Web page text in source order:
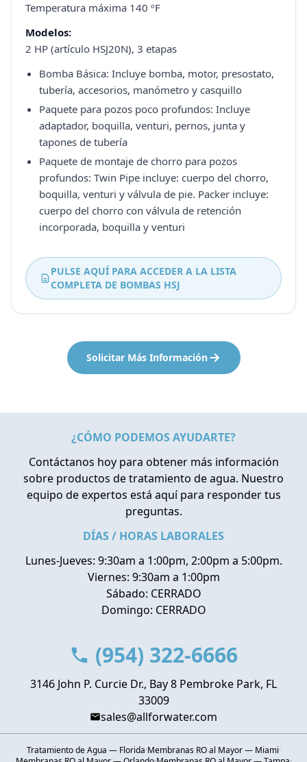
Temperatura máxima 140 ºF
Modelos:
2 HP (artículo HSJ20N), 3 etapas
Bomba Básica: Incluye bomba, motor, presostato,
tubería, accesorios, manómetro y casquillo
Paquete para pozos poco profundos: Incluye
adaptador, boquilla, venturi, pernos, junta y
tapones de tubería
Paquete de montaje de chorro para pozos
profundos: Twin Pipe incluye: cuerpo del chorro,
boquilla, venturi y válvula de pie. Packer incluye:
cuerpo del chorro con válvula de retención
incorporada, boquilla y venturi
PULSE AQUÍ PARA ACCEDER A LA LISTA
COMPLETA DE BOMBAS HSJ
Solicitar Más Información
¿CÓMO PODEMOS AYUDARTE?
Contáctanos hoy para obtener más información
sobre productos de tratamiento de agua. Nuestro
equipo de expertos está aquí para responder tus
preguntas.
DÍAS / HORAS LABORALES
Lunes-Jueves: 9:30am a 1:00pm, 2:00pm a 5:00pm.
Viernes: 9:30am a 1:00pm
Sábado: CERRADO
Domingo: CERRADO
(954) 322-6666
3146 John P. Curcie Dr., Bay 8 Pembroke Park, FL
33009
sales@allforwater.com
Tratamiento de Agua — Florida·Membranas RO al Mayor — Miami·